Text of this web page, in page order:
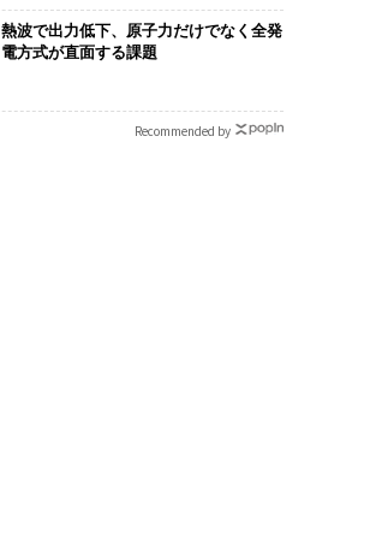
熱波で出力低下、原子力だけでなく全発
電方式が直面する課題
Recommended by